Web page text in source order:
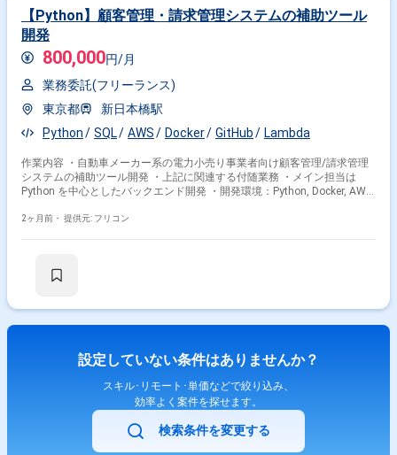
【Python】顧客管理・請求管理システムの補助ツール
開発
800,000円/月
業務委託(フリーランス)
東京都
新日本橋駅
Python
SQL AWS Docker GitHub Lambda
作業内容 ・自動車メーカー系の電力小売り事業者向け顧客管理/請求管理
システムの補助ツール開発 ・上記に関連する付随業務 ・メイン担当は
Python を中心としたバックエンド開発 ・開発環境：Python, Docker, AWS,
2ヶ月前・ 提供元: フリコン
設定していない条件はありませんか？
スキル･リモート･単価などで絞り込み、
効率よく案件を探せます。
検索条件を変更する